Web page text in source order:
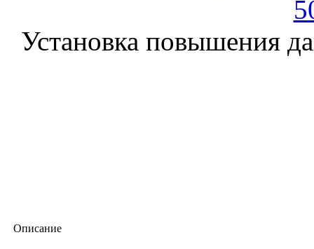
Установка повышения
Описание